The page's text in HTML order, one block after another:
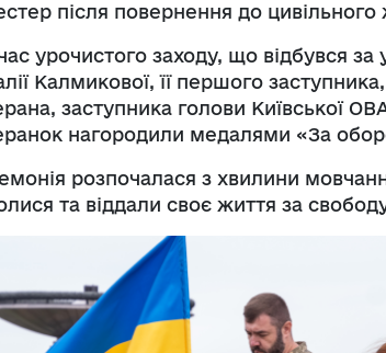
після повернення до цивільного
урочистого заходу, що відбувся за
Калмикової, її першого
заступника голови Київської
нагородили медалями «За
розпочалася з хвилини
та віддали своє життя за